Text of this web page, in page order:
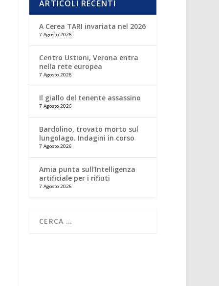
ARTICOLI RECENTI
A Cerea TARI invariata nel 2026
7 Agosto 2026
Centro Ustioni, Verona entra
nella rete europea
7 Agosto 2026
Il giallo del tenente assassino
7 Agosto 2026
Bardolino, trovato morto sul
lungolago. Indagini in corso
7 Agosto 2026
Amia punta sull’Intelligenza
artificiale per i rifiuti
7 Agosto 2026